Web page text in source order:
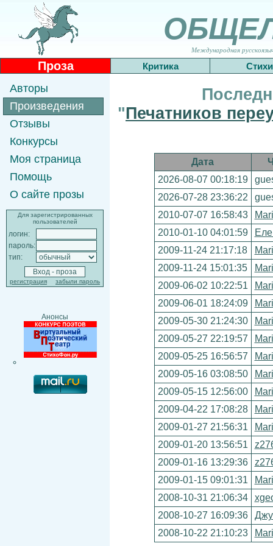
Международная
Проза Критика Стихи
Авторы
Произведения
Отзывы
Конкурсы
Моя страница
Помощь
О сайте прозы
Для зарегистрированных
пользователей
логин:
пароль:
тип:
регистрация забыли пароль
Анонсы
"Печатников
Дата
2026-08-07 00:18:19
2026-07-28 23:36:22
2010-07-07 16:58:43
2010-01-10 04:01:59
2009-11-24 21:17:18
2009-11-24 15:01:35
2009-06-02 10:22:51
2009-06-01 18:24:09
2009-05-30 21:24:30
2009-05-27 22:19:57
2009-05-25 16:56:57
2009-05-16 03:08:50
2009-05-15 12:56:00
2009-04-22 17:08:28
2009-01-27 21:56:31
2009-01-20 13:56:51
2009-01-16 13:29:36
2009-01-15 09:01:31
2008-10-31 21:06:34
2008-10-27 16:09:36
2008-10-22 21:10:23